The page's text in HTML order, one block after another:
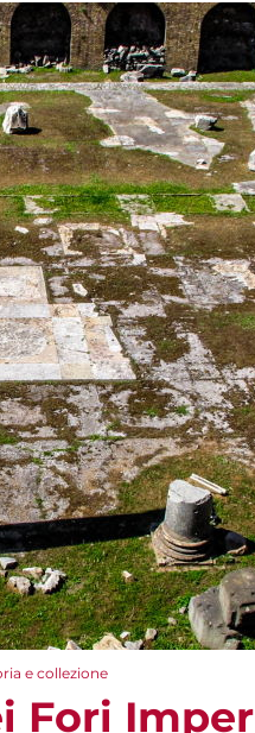
e collezione
Fori